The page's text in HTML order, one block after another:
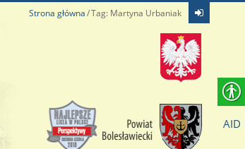
Strona główna Tag: Martyna Urbaniak
AID